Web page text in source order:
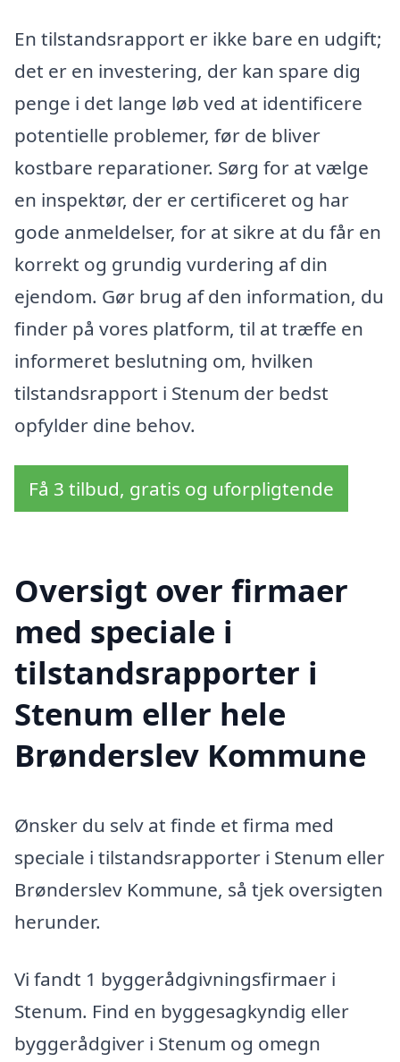
En tilstandsrapport er ikke bare en udgift;
det er en investering, der kan spare dig
penge i det lange løb ved at identificere
potentielle problemer, før de bliver
kostbare reparationer. Sørg for at vælge
en inspektør, der er certificeret og har
gode anmeldelser, for at sikre at du får en
korrekt og grundig vurdering af din
ejendom. Gør brug af den information, du
finder på vores platform, til at træffe en
informeret beslutning om, hvilken
tilstandsrapport i Stenum der bedst
opfylder dine behov.
Få 3 tilbud, gratis og uforpligtende
Oversigt over firmaer
med speciale i
tilstandsrapporter i
Stenum eller hele
Brønderslev Kommune
Ønsker du selv at finde et firma med
speciale i tilstandsrapporter i Stenum eller
Brønderslev Kommune, så tjek oversigten
herunder.
Vi fandt 1 byggerådgivningsfirmaer i
Stenum. Find en byggesagkyndig eller
byggerådgiver i Stenum og omegn